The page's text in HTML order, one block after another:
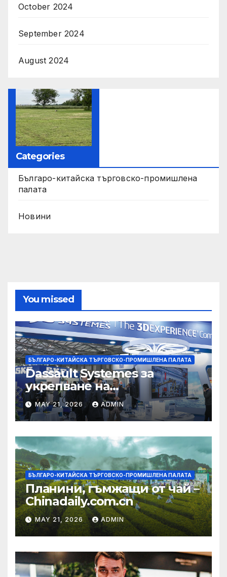
October 2024
September 2024
August 2024
Categories
Българо-китайска търговско-промишлена
палата
Новини
You missed
БЪЛГАРО-КИТАЙСКА ТЪРГОВСКО-ПРОМИШЛЕНА ПАЛАТА
Dassault Systemes за
укрепване на
изграждането на AI
екосистема в Китай
MAY 21, 2026 ADMIN
БЪЛГАРО-КИТАЙСКА ТЪРГОВСКО-ПРОМИШЛЕНА ПАЛАТА
Планини, гъмжащи от чай –
Chinadaily.com.cn
MAY 21, 2026 ADMIN